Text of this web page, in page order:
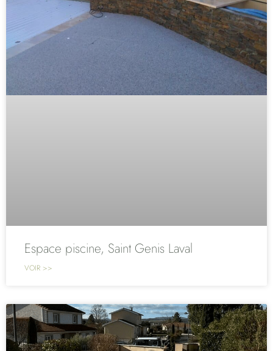
Espace piscine, Saint Genis Laval
VOIR >>